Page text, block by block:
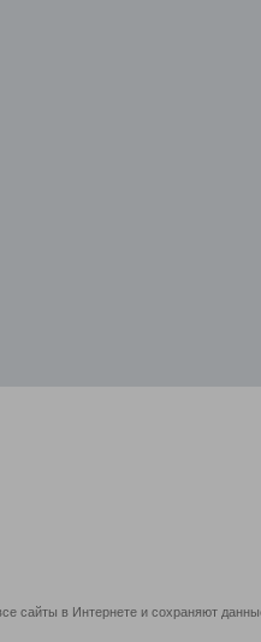
сайты в Интернете и сохраняют